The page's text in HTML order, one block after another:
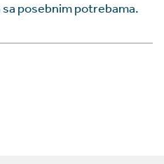
posebnim potrebama.